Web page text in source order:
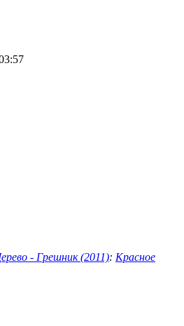
- Грешник (2011): Красное